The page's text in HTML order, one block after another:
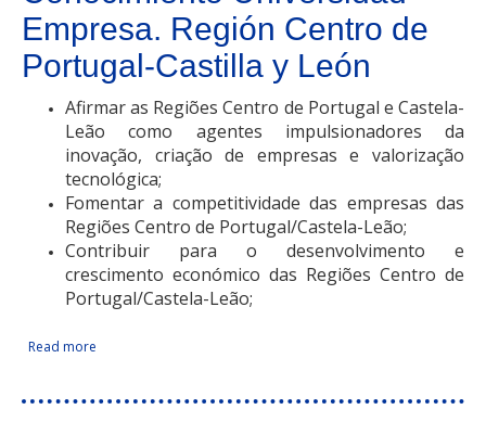
Empresa. Región Centro de
Portugal-Castilla y León
Afirmar as Regiões Centro de Portugal e Castela-
Leão como agentes impulsionadores da
inovação, criação de empresas e valorização
tecnológica;
Fomentar a competitividade das empresas das
Regiões Centro de Portugal/Castela-Leão;
Contribuir para o desenvolvimento e
crescimento económico das Regiões Centro de
Portugal/Castela-Leão;
Read more